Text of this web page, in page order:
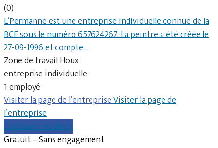
(0)
L’Permanne est une entreprise individuelle connue de la
BCE sous le numéro 657624267. La peintre a été créée le
27-09-1996 et compte…
Zone de travail Houx
entreprise individuelle
1 employé
Visiter la page de l’entrepriseVisiter la page de
l’entreprise
Comparer les devis
Gratuit – Sans engagement